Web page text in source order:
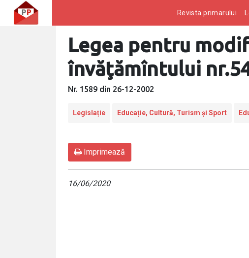
Revista primarului
Legea pentru
învăţămîntului
Nr. 1589 din 26-12-2002
Legislație Educație, Cultură, Turism și Sport
Imprimează
16/06/2020